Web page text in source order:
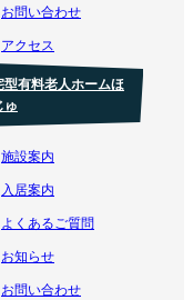
お問い合わせ
アクセス
型有料老人ホームほ
ゅ
施設案内
入居案内
よくあるご質問
お知らせ
お問い合わせ